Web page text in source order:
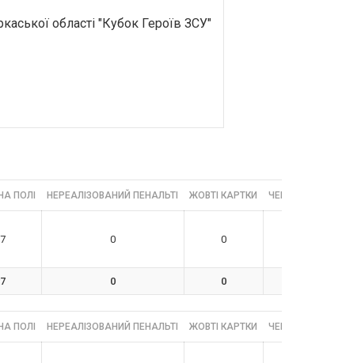
області "Кубок Героїв ЗСУ"
ПОЛІ НЕРЕАЛІЗОВАНИЙ ПЕНАЛЬТІ ЖОВТІ КАРТКИ ЧЕРВОНІ КАРТКИ
0 0
0 0
ПОЛІ НЕРЕАЛІЗОВАНИЙ ПЕНАЛЬТІ ЖОВТІ КАРТКИ ЧЕРВОНІ КАРТКИ